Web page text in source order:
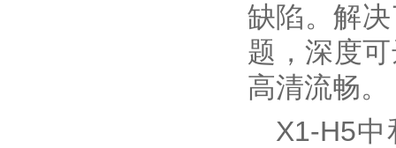
缺陷。解
题，深度
高清流畅。
X1-H5